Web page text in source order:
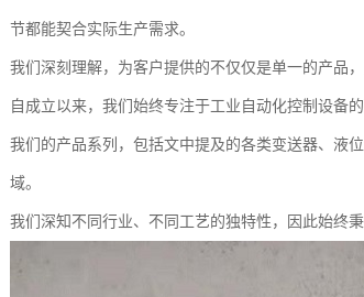
节都能契合实际生产需求。
我们深刻理解，为客户提供的不仅仅是单一的产品
自成立以来，我们始终专注于工业自动化控制设备
我们的产品系列，包括文中提及的各类变送器、液
域。
我们深知不同行业、不同工艺的独特性，因此始终